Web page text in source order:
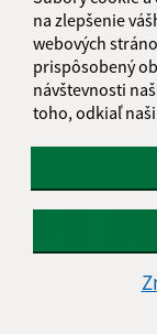
na zlepšenie
webových
prispôsobený
návštevnosti
toho, odkiaľ
Dovidenia leto